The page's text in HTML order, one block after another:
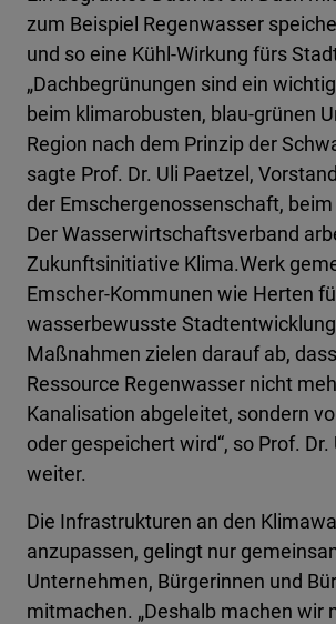
zum Beispiel Regenwasser
und so eine Kühl-Wirkung fürs
„Dachbegrünungen sind ein
beim klimarobusten, blau-grünen
Region nach dem Prinzip der
sagte Prof. Dr. Uli Paetzel,
der Emschergenossenschaft,
Der Wasserwirtschaftsverband
Zukunftsinitiative Klima.Werk
Emscher-Kommunen wie Herten
wasserbewusste
Maßnahmen zielen darauf ab,
Ressource Regenwasser nicht
Kanalisation abgeleitet, sondern
oder gespeichert wird“, so Prof. Dr.
weiter.
Die Infrastrukturen an den
anzupassen, gelingt nur
Unternehmen, Bürgerinnen und
mitmachen. „Deshalb machen wir